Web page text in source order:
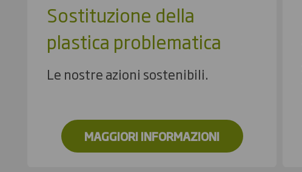
Sostituzione della
plastica problematica
Le nostre azioni sostenibili.
MAGGIORI INFORMAZIONI